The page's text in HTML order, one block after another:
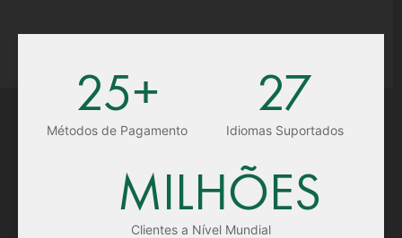
25+
Métodos de Pagamento
27
Idiomas Suportados
MILHÕES
Clientes a Nível Mundial